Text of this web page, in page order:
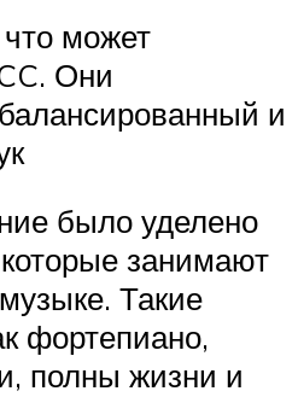
может
Они
и
было уделено
занимают
Такие
фортепиано,
полны жизни и